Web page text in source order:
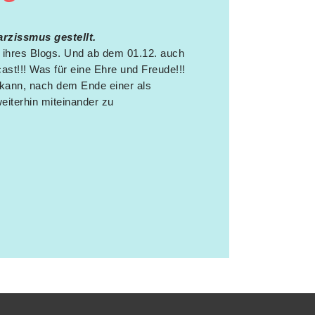
gestellt.
Blogs. Und ab dem 01.12. auch
Was für eine Ehre und Freude!!!
nach dem Ende einer als
miteinander zu